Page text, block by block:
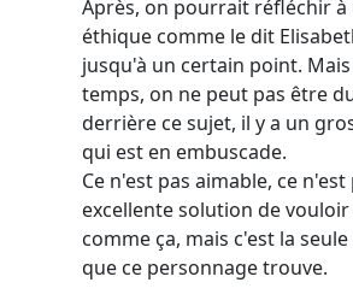
Après, on pourrait réfléchir à
éthique comme le dit
jusqu'à un certain point.
temps, on ne peut pas être
derrière ce sujet, il y a un
qui est en embuscade.
Ce n'est pas aimable, ce n'est
excellente solution de
comme ça, mais c'est la
que ce personnage trouve.